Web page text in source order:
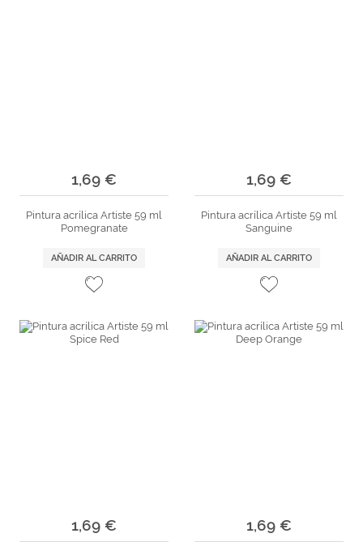
1,69 €
Pintura acrílica Artiste 59 ml
Pomegranate
AÑADIR AL CARRITO
1,69 €
Pintura acrílica Artiste 59 ml
Sanguine
AÑADIR AL CARRITO
1,69 € 1,69 €